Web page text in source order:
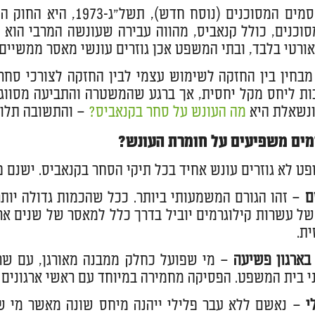
כולל קנאביס, מהווה עבירה שעונשה המרבי הוא
בלבד, ובתי המשפט אכן גוזרים עונשי מאסר
בין החזקה לשימוש עצמי לבין החזקה לצורכי
ליחס מקל יחסית, אך ברגע שהמשטרה והתביעה
היא מה העונש על סחר בקנאביס? – והתשובה
משפיעים על חומרת העונש?
לא גוזרים עונש אחיד בכל תיקי הסחר בקנאביס.
– זהו הגורם המשמעותי ביותר. ככל שהכמות גדולה
של עשרות קילוגרמים יוביל בדרך כלל למאסר של שנים
פשיעה – מי שפועל כחלק ממבנה מאורגן, עם
בית המשפט. הפסיקה מחמירה במיוחד עם ראשי
– נאשם ללא עבר פלילי ייהנה מיחס שונה מאשר מי